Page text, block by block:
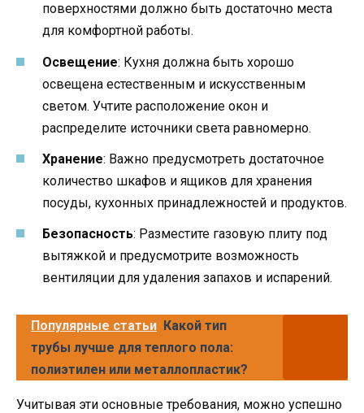
поверхностями должно быть достаточно места
для комфортной работы.
Освещение: Кухня должна быть хорошо
освещена естественным и искусственным
светом. Учтите расположение окон и
распределите источники света равномерно.
Хранение: Важно предусмотреть достаточное
количество шкафов и ящиков для хранения
посуды, кухонных принадлежностей и продуктов.
Безопасность: Разместите газовую плиту под
вытяжкой и предусмотрите возможность
вентиляции для удаления запахов и испарений.
Популярные статьи Какой тип
трубы лучше для теплого пола:
полиэтилен или металлопластик?
Учитывая эти основные требования, можно успешно